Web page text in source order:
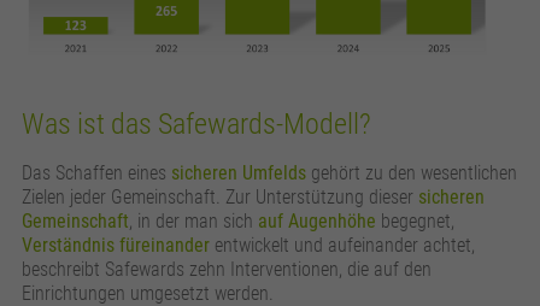
Was ist das Safewards-Modell?
Das Schaffen eines sicheren Umfelds gehört zu den wesentlichen
Zielen jeder Gemeinschaft. Zur Unterstützung dieser sicheren
Gemeinschaft, in der man sich auf Augenhöhe begegnet,
Verständnis füreinander entwickelt und aufeinander achtet,
beschreibt Safewards zehn Interventionen, die auf den
Einrichtungen umgesetzt werden.